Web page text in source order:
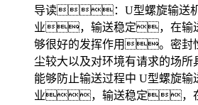
导读：U型螺旋输送机
业，输送稳定，在输
够很好的发挥作用。密
尘较大以及对环境有请求的场
能够防止输送过程中 U型螺旋输
业，输送稳定，在